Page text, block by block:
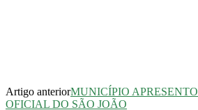
Artigo anteriorMUNICÍPIO
OFICIAL DO SÃO JOÃO